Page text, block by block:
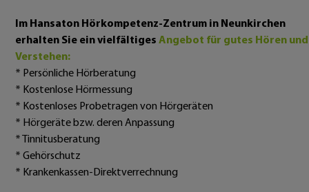
Im Hansaton Hörkompetenz-Zentrum in Neunkirchen
erhalten Sie ein vielfältiges Angebot für gutes Hören und
Verstehen:
* Persönliche Hörberatung
* Kostenlose Hörmessung
* Kostenloses Probetragen von Hörgeräten
* Hörgeräte bzw. deren Anpassung
* Tinnitusberatung
* Gehörschutz
* Krankenkassen-Direktverrechnung